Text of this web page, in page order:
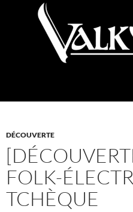
DÉCOUVERTE
FOLK-
TCHÈQUE